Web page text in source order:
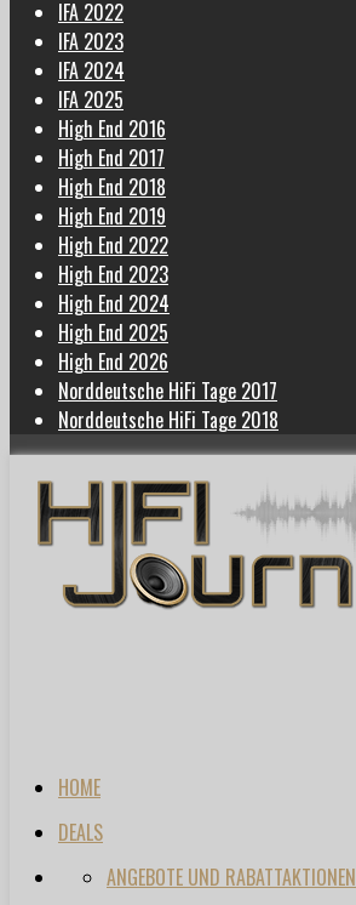
IFA 2022
IFA 2023
IFA 2024
IFA 2025
High End 2016
High End 2017
High End 2018
High End 2019
High End 2022
High End 2023
High End 2024
High End 2025
High End 2026
Norddeutsche HiFi Tage 2017
Norddeutsche HiFi Tage 2018
HOME
DEALS
ANGEBOTE UND RABATTAKTIONEN